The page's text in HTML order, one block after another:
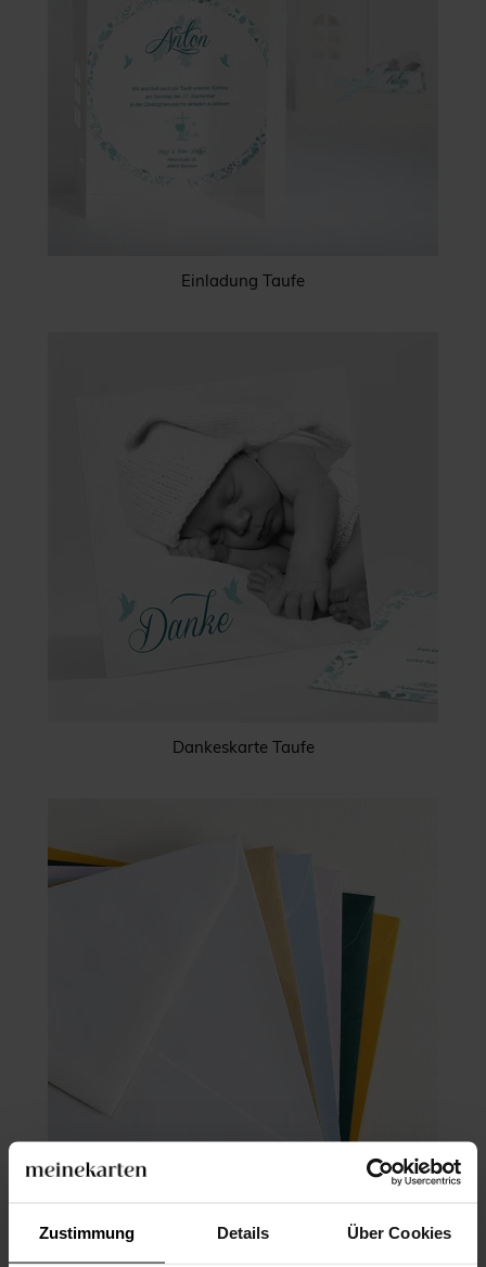
Zustimmung Details Über Cookies
Einladung Taufe
Dankeskarte Taufe